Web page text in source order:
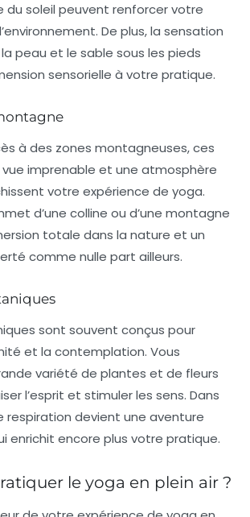
du soleil peuvent renforcer votre
De plus, la sensation
la peau et le sable sous les pieds
sensorielle à votre pratique.
à des zones montagneuses, ces
imprenable et une atmosphère
votre expérience de yoga.
d’une colline ou d’une montagne
totale dans la nature et un
comme nulle part ailleurs.
sont souvent conçus pour
et la contemplation. Vous
variété de plantes et de fleurs
l’esprit et stimuler les sens. Dans
respiration devient une aventure
enrichit encore plus votre pratique.
le yoga en plein air ?